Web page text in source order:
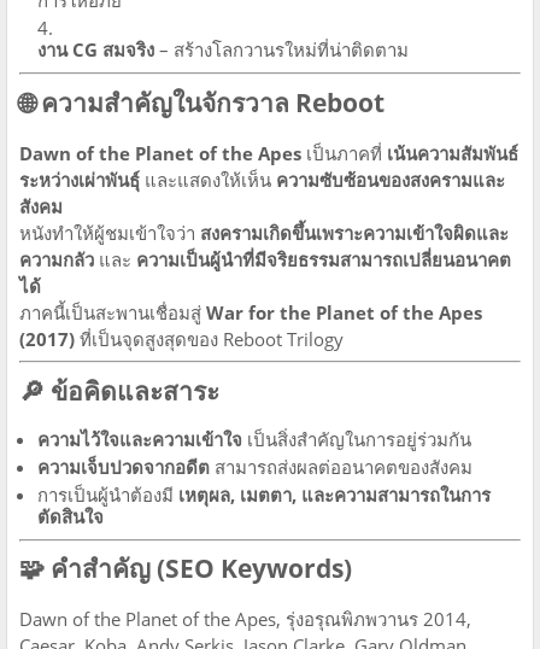
งาน CG สมจริง – สร้างโลกวานรใหม่ที่น่าติดตาม
🌐 ความสำคัญในจักรวาล Reboot
Dawn of the Planet of the Apes เป็นภาคที่ เน้นความสัมพันธ์
ระหว่างเผ่าพันธุ์ และแสดงให้เห็น ความซับซ้อนของสงครามและ
สังคม
หนังทำให้ผู้ชมเข้าใจว่า สงครามเกิดขึ้นเพราะความเข้าใจผิดและ
ความกลัว และ ความเป็นผู้นำที่มีจริยธรรมสามารถเปลี่ยนอนาคต
ได้
ภาคนี้เป็นสะพานเชื่อมสู่ War for the Planet of the Apes
(2017) ที่เป็นจุดสูงสุดของ Reboot Trilogy
🔎 ข้อคิดและสาระ
ความไว้ใจและความเข้าใจ เป็นสิ่งสำคัญในการอยู่ร่วมกัน
ความเจ็บปวดจากอดีต สามารถส่งผลต่ออนาคตของสังคม
การเป็นผู้นำต้องมี เหตุผล, เมตตา, และความสามารถในการ
ตัดสินใจ
🧩 คำสำคัญ (SEO Keywords)
Dawn of the Planet of the Apes, รุ่งอรุณพิภพวานร 2014,